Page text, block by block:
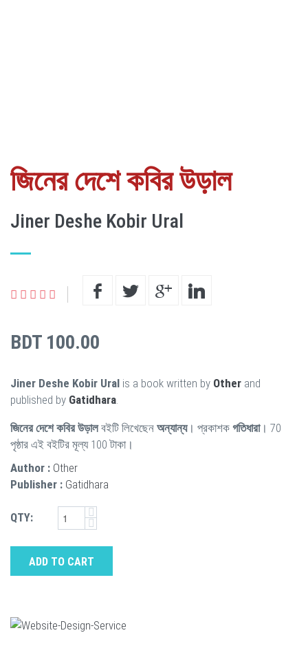
জিনের দেশে কবির উড়াল
Jiner Deshe Kobir Ural
BDT 100.00
Jiner Deshe Kobir Ural is a book written by Other and
published by Gatidhara
জিনের দেশে কবির উড়ালবইটি লিখেছেন অন্যান্য। প্রকাশক গতিধারা। 70
পৃষ্ঠার এই বইটির মূল্য 100 টাকা।
Author : Other
Publisher : Gatidhara
QTY:
ADD TO CART